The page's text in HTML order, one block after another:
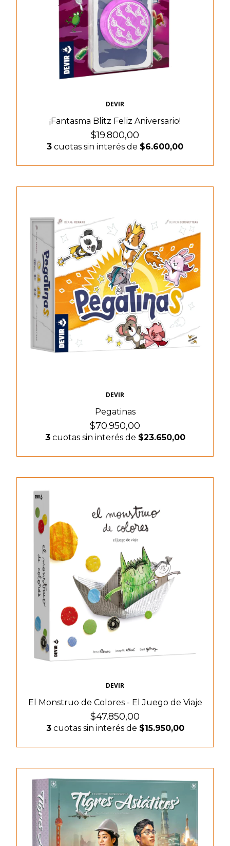
DEVIR
¡Fantasma Blitz Feliz Aniversario!
$19.800,00
3 cuotas sin interés de $6.600,00
DEVIR
Pegatinas
$70.950,00
3cuotas sin interés de $23.650,00
DEVIR
El Monstruo de Colores - El Juego de Viaje
$47.850,00
3cuotas sin interés de $15.950,00